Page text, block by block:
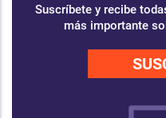
Suscríbete y recibe
más importante